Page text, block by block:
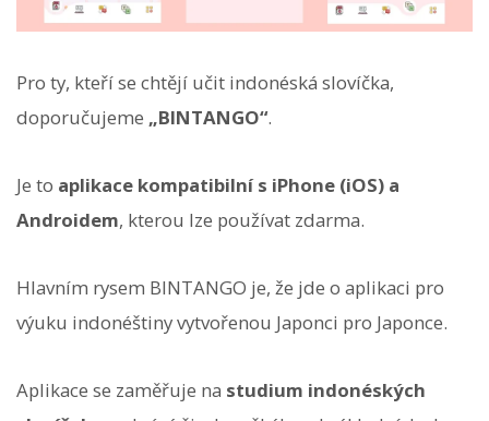
Pro ty, kteří se chtějí učit indonéská slovíčka,
doporučujeme „BINTANGO“.
Je to aplikace kompatibilní s iPhone (iOS) a
Androidem, kterou lze používat zdarma.
Hlavním rysem BINTANGO je, že jde o aplikaci pro
výuku indonéštiny vytvořenou Japonci pro Japonce.
Aplikace se zaměřuje na studium indonéských